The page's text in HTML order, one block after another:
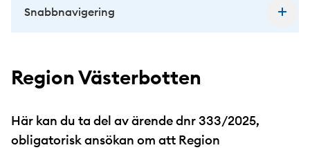
Region Västerbotten
Här kan du ta del av ärende dnr 333/2025,
obligatorisk ansökan om att Region
Snabbnavigering